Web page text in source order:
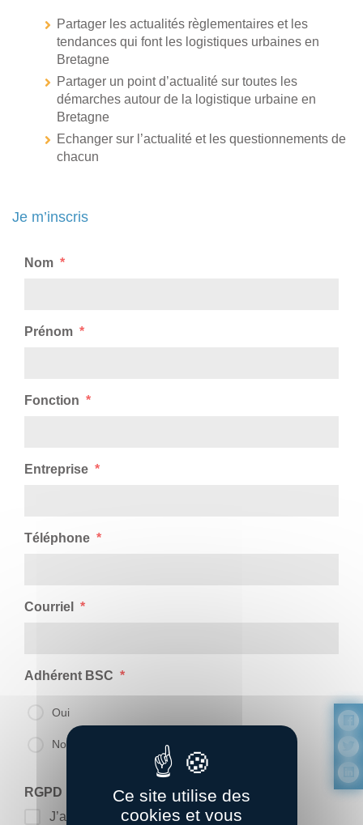
Partager les actualités règlementaires et les
tendances qui font les logistiques urbaines en
Bretagne
Partager un point d’actualité sur toutes les
démarches autour de la logistique urbaine en
Bretagne
Echanger sur l’actualité et les questionnements de
chacun
Je m’inscris
Nom *
Prénom *
Fonction *
Entreprise *
Téléphone *
Courriel *
Adhérent BSC *
Oui
Non
RGPD
J’accepte la politique de confidentialité.
Ce site utilise des
cookies et vous